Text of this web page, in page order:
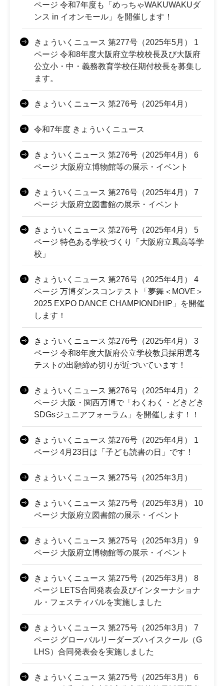
ページ 令和7年度も「めっちゃWAKUWAKUダ
ンス in イオンモール」を開催します！
きょういくニュース 第277号（2025年5月） 1
ページ 令和8年度大阪府立学校校長及び大阪府
公立小・中・義務教育学校任期付校長を募集し
ます。
きょういくニュース 第276号（2025年4月）
令和7年度 きょういくニュース
きょういくニュース 第276号（2025年4月） 6
ページ 大阪府立博物館等の展示・イベント
きょういくニュース 第276号（2025年4月） 7
ページ 大阪府立図書館の展示・イベント
きょういくニュース 第276号（2025年4月） 5
ページ 特色ある学校づくり「大阪府立鳳高等学
校」
きょういくニュース 第276号（2025年4月） 4
ページ 万博ダンスコンテスト「夢舞＜MOVE＞
2025 EXPO DANCE CHAMPIONDHIP」を開催
します！
きょういくニュース 第276号（2025年4月） 3
ページ 令和8年度大阪府公立学校教員採用選考
テストの出願締め切りが近づいています！
きょういくニュース 第276号（2025年4月） 2
ページ 大阪・関西万博で「わくわく・どきどき
SDGsジュニアフォーラム」を開催します！！
きょういくニュース 第276号（2025年4月） 1
ページ 4月23日は「子ども読書の日」です！
きょういくニュース 第275号（2025年3月）
きょういくニュース 第275号（2025年3月） 10
ページ 大阪府立図書館の展示・イベント
きょういくニュース 第275号（2025年3月） 9
ページ 大阪府立博物館等の展示・イベント
きょういくニュース 第275号（2025年3月） 8
ページ LETS合同発表会及びインターナショナ
ル・フェスティバルを実施しました
きょういくニュース 第275号（2025年3月） 7
ページ グローバルリーダーズハイスクール（G
LHS）合同発表会を実施しました
きょういくニュース 第275号（2025年3月） 6